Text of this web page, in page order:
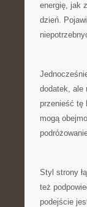
energię, jak
dzień.
dodatek, ale
przenieść tę
mogą
Styl strony
też
podejście